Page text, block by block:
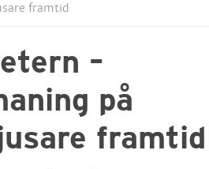
framtid
–
på
framtid